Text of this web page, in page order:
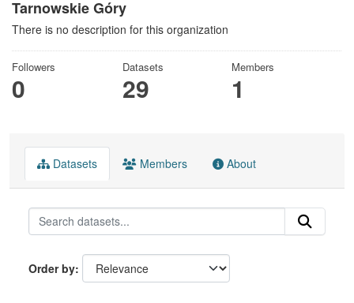
Tarnowskie Góry
There is no description for this organization
Followers
0
Datasets
29
Members
1
Datasets Members About
Order by